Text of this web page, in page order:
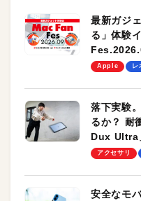
最新ガジ
る」体験
します！
Apple レ
落下実験
るか？ 耐
Dux Ultra
のモバイ
アクセサリ
安全なモ